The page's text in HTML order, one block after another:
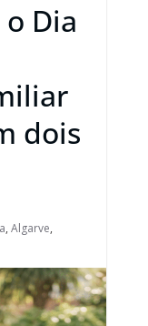
Dia
dois
, Algarve,